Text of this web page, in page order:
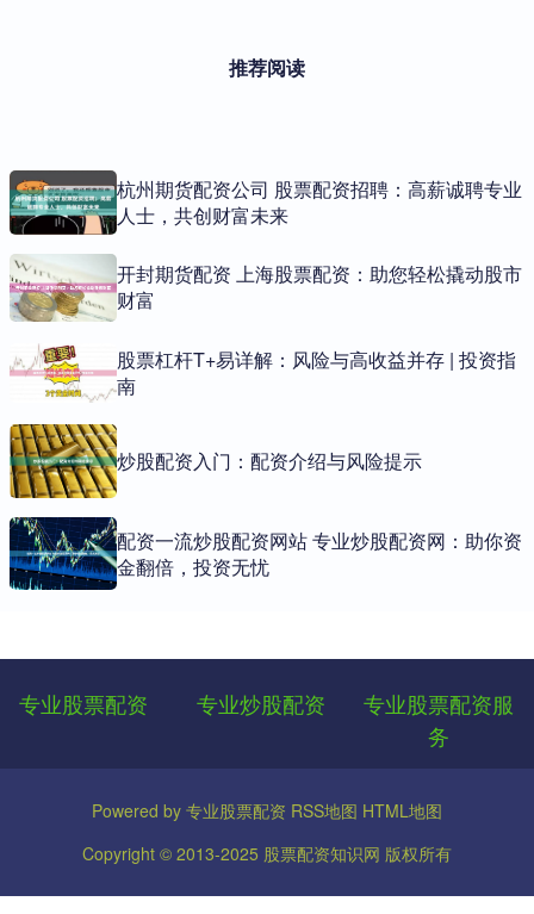
推荐阅读
杭州期货配资公司 股票配资招聘：高薪诚聘专业
人士，共创财富未来
开封期货配资 上海股票配资：助您轻松撬动股市
财富
股票杠杆T+易详解：风险与高收益并存 | 投资指
南
炒股配资入门：配资介绍与风险提示
配资一流炒股配资网站 专业炒股配资网：助你资
金翻倍，投资无忧
专业股票配资 专业炒股配资
专业股票配资服
务
Powered by 专业股票配资 RSS地图 HTML地图
Copyright © 2013-2025 股票配资知识网 版权所有